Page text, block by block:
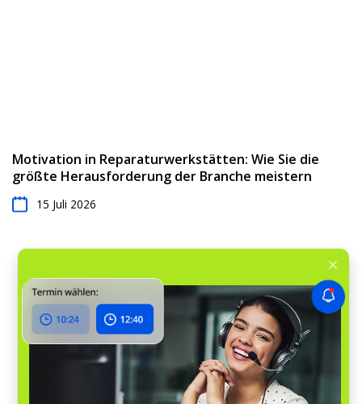
Motivation in Reparaturwerkstätten: Wie Sie die
größte Herausforderung der Branche meistern
15 Juli 2026